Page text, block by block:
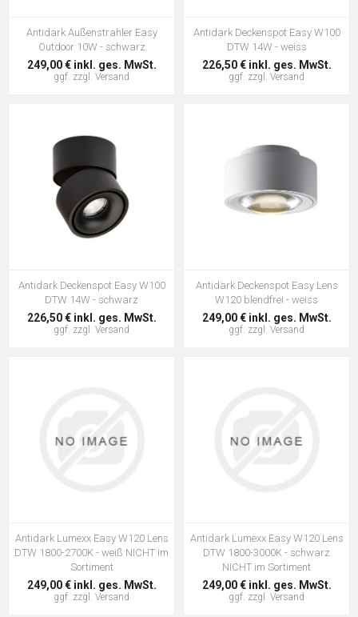
Antidark Außenstrahler Easy
Outdoor 10W - schwarz
249,00 € inkl. ges. MwSt.
ggf. zzgl. Versand
Antidark Deckenspot Easy W100
DTW 14W - weiss
226,50 € inkl. ges. MwSt.
ggf. zzgl. Versand
Antidark Deckenspot Easy W100
DTW 14W - schwarz
226,50 € inkl. ges. MwSt.
ggf. zzgl. Versand
Antidark Deckenspot Easy Lens
W120 blendfrei - weiss
249,00 € inkl. ges. MwSt.
ggf. zzgl. Versand
Antidark Lumexx Easy W120 Lens
DTW 1800-2700K - weiß NICHT im
Sortiment
249,00 € inkl. ges. MwSt.
ggf. zzgl. Versand
Antidark Lumexx Easy W120 Lens
DTW 1800-3000K - schwarz
NICHT im Sortiment
249,00 € inkl. ges. MwSt.
ggf. zzgl. Versand